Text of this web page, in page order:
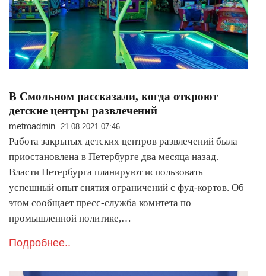
В Смольном рассказали, когда откроют
детские центры развлечений
metroadmin 21.08.2021 07:46
Работа закрытых детских центров развлечений была
приостановлена в Петербурге два месяца назад.
Власти Петербурга планируют использовать
успешный опыт снятия ограничений с фуд-кортов. Об
этом сообщает пресс-служба комитета по
промышленной политике,…
Подробнее..